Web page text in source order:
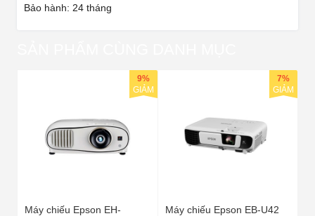
Bảo hành: 24 tháng
Máy chiếu Epson EH-
9%
GIẢM
Máy chiếu Epson EB-U42
7%
GIẢM